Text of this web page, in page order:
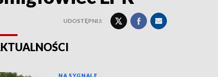
UDOSTĘPNIJ:
NA SYGNALE